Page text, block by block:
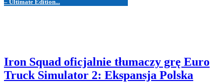
– Ultimate Edition...
Iron Squad oficjalnie tłumaczy grę Euro
Truck Simulator 2: Ekspansja Polska